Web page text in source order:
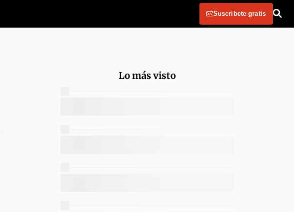
Suscribete gratis
Lo más visto